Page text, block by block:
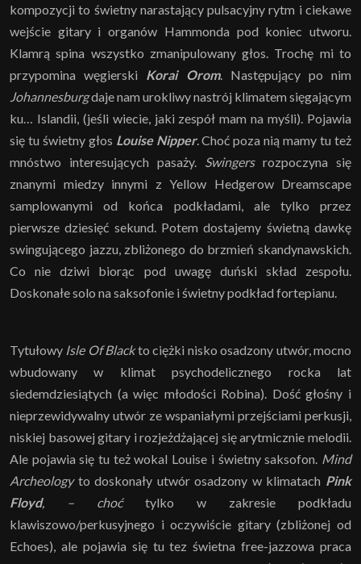
kompozycji to świetny narastający pulsacyjny rytm i ciekawe
wejście gitary i organów Hammonda pod koniec utworu.
Klamrą spina wszystko zmanipulowany głos. Trochę mi to
przypomina węgierski Korai Orom. Następujący po nim
Johannesburgdaje nam urokliwy nastrój klimatem sięgającym
ku… Islandii, (jeśli wiecie, jaki zespół mam na myśli). Pojawia
się tu świetny głos Louise Nipper. Choć poza nią mamy tu też
mnóstwo interesujących pasaży.
Swingersrozpoczyna się
znanymi miedzy innymi z Yellow Hedgerow Dreamscape
samplowanymi od końca podkładami, ale tylko przez
pierwsze dziesięć sekund. Potem dostajemy świetną dawkę
swingującego jazzu, zbliżonego do brzmień skandynawskich.
Co nie dziwi biorąc pod uwagę duński skład zespołu.
Doskonałe solo na saksofonie i świetny podkład fortepianu.
Tytułowy Isle Of Blackto ciężki nisko osadzony utwór, mocno
wbudowany w klimat psychodelicznego rocka lat
siedemdziesiątych (a więc młodości Robina). Dość głośny i
nieprzewidywalny utwór ze wspaniałymi przejściami perkusji,
niskiej basowej gitary i rozjeżdżającej się arytmicznie melodii.
Ale pojawia się tu też wokal Louise i świetny saksofon. Mind
Archeologyto doskonały utwór osadzony w klimatach Pink
Floyd, – choćtylko w zakresie podkładu
klawiszowo/perkusyjnego i oczywiście gitary (zbliżonej od
Echoes), ale pojawia się tu tez świetna free-jazzowa praca